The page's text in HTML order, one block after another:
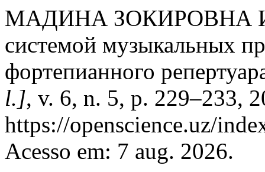
МАДИНА ЗОКИРОВНА
системой музыкальных
фортепианного
l.], v. 6, n. 5, p. 229–233,
https://openscience.uz/
Acesso em: 7 aug. 2026.